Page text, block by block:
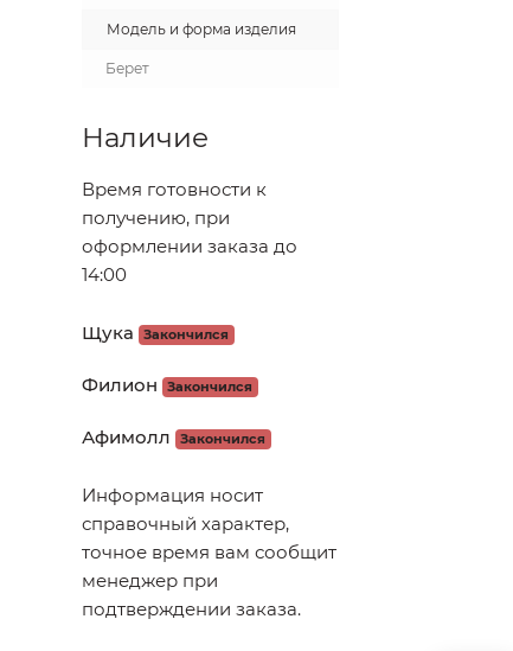
Модель и форма изделия
Берет
Наличие
Время готовности к
получению, при
оформлении заказа до
14:00
Щука Закончился
Филион Закончился
Афимолл Закончился
Информация носит
справочный характер,
точное время вам сообщит
менеджер при
подтверждении заказа.